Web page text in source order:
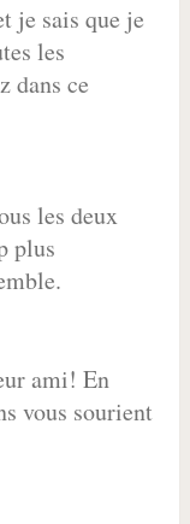
je sais que je
les
dans ce
les deux
plus
ami! En
vous sourient